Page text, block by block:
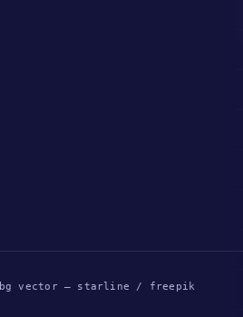
bg vector — starline / freepik